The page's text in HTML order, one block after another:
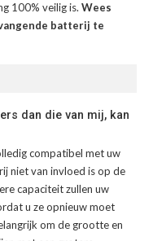
100% veilig is. Wees
batterij te
dan die van mij, kan
compatibel met uw
niet van invloed is op de
capaciteit zullen uw
u ze opnieuw moet
om de grootte en